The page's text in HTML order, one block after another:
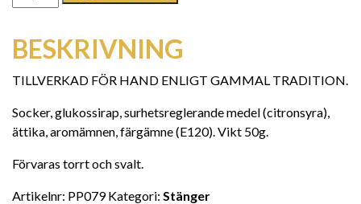
BESKRIVNING
TILLVERKAD FÖR HAND ENLIGT GAMMAL TRADITION.
Socker, glukossirap, surhetsreglerande medel (citronsyra),
ättika, aromämnen, färgämne (E120). Vikt 50g.
Förvaras torrt och svalt.
Artikelnr: PP079 Kategori: Stänger